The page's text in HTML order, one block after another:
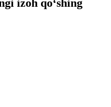
izoh qo‘shing